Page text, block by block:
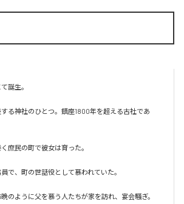
誕生。
る神社のひとつ。鎮座1800年を超える古社であ
庶民の町で彼女は育った。
で、町の世話役として慕われていた。
のように父を慕う人たちが家を訪れ、宴会騒ぎ。